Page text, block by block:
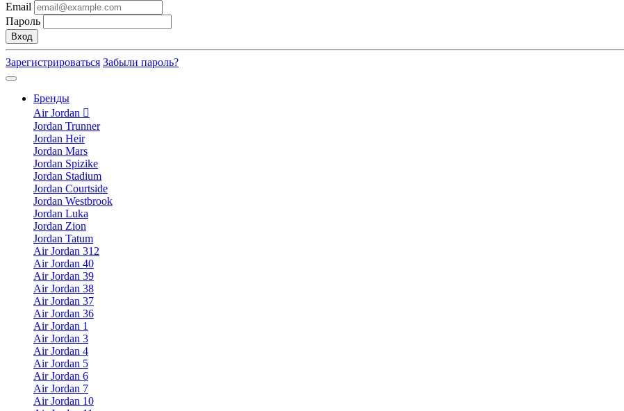
Email
Пароль
Вход
Зарегистрироваться Забыли пароль?
Бренды
Air Jordan
Jordan Trunner
Jordan Heir
Jordan Mars
Jordan Spizike
Jordan Stadium
Jordan Courtside
Jordan Westbrook
Jordan Luka
Jordan Zion
Jordan Tatum
Air Jordan 312
Air Jordan 40
Air Jordan 39
Air Jordan 38
Air Jordan 37
Air Jordan 36
Air Jordan 1
Air Jordan 3
Air Jordan 4
Air Jordan 5
Air Jordan 6
Air Jordan 7
Air Jordan 10